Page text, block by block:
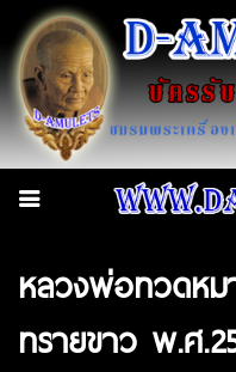
หลวงพ่อทวดห
ทรายขาว พ.ศ